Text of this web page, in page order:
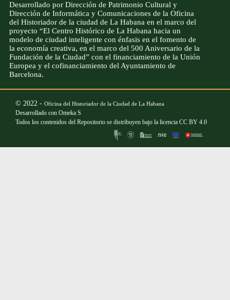
Desarrollado por Dirección de Patrimonio Cultural y
Dirección de Informática y Comunicaciones de la Oficina
del Historiador de la ciudad de La Habana en el marco del
proyecto “El Centro Histórico de La Habana hacia un
modelo de ciudad inteligente con énfasis en el fomento de
la economía creativa, en el marco del 500 Aniversario de la
Fundación de la Ciudad” con el financiamiento de la Unión
Europea y el cofinanciamiento del Ayuntamiento de
Barcelona.
© 2022 - Oficina del Historiador de la Ciudad de La Habana
Desarrollado con Omeka S
Todos los contenidos del Repositorio se distribuyen bajo la licencia CC BY 4.0